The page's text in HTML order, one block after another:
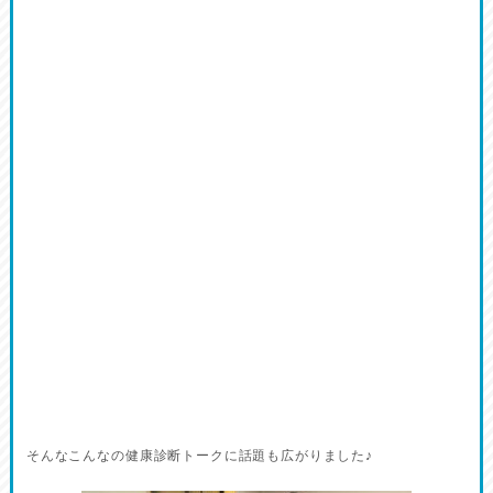
そんなこんなの健康診断トークに話題も広がりました♪